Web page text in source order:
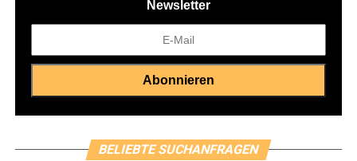
Newsletter
BELIEBTE SUCHANFRAGEN